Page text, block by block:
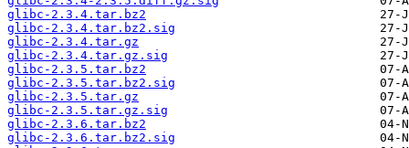
glibc-2.3.4.tar.bz2
glibc-2.3.4.tar.bz2.sig
glibc-2.3.4.tar.gz
glibc-2.3.4.tar.gz.sig
glibc-2.3.5.tar.bz2
glibc-2.3.5.tar.bz2.sig
glibc-2.3.5.tar.gz
glibc-2.3.5.tar.gz.sig
glibc-2.3.6.tar.bz2
glibc-2.3.6.tar.bz2.sig